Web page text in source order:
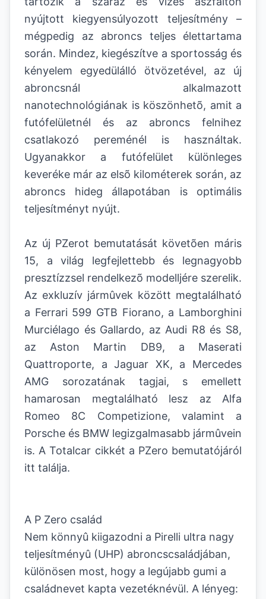
nyújtott kiegyensúlyozott teljesítmény –
mégpedig az abroncs teljes élettartama
során. Mindez, kiegészítve a sportosság és
kényelem egyedülálló ötvözetével, az új
abroncsnál alkalmazott
nanotechnológiának is köszönhetõ, amit a
futófelületnél és az abroncs felnihez
csatlakozó pereménél is használtak.
Ugyanakkor a futófelület különleges
keveréke már az elsõ kilométerek során, az
abroncs hideg állapotában is optimális
teljesítményt nyújt.
Az új PZerot bemutatását követõen máris
15, a világ legfejlettebb és legnagyobb
presztízzsel rendelkezõ modelljére szerelik.
Az exkluzív jármûvek között megtalálható
a Ferrari 599 GTB Fiorano, a Lamborghini
Murciélago és Gallardo, az Audi R8 és S8,
az Aston Martin DB9, a Maserati
Quattroporte, a Jaguar XK, a Mercedes
AMG sorozatának tagjai, s emellett
hamarosan megtalálható lesz az Alfa
Romeo 8C Competizione, valamint a
Porsche és BMW legizgalmasabb jármûvein
is. A Totalcar cikkét a PZero bemutatójáról
itt találja.
A P Zero család
Nem könnyû kiigazodni a Pirelli ultra nagy
teljesítményû (UHP) abroncscsaládjában,
különösen most, hogy a legújabb gumi a
családnevet kapta vezetéknévül. A lényeg: